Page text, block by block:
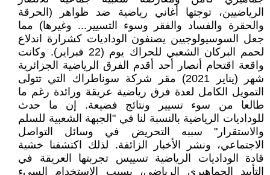
الرياضيين، توجتها أغاني رياضية ضد ظواهر (الحرقة
والحقرة والفساد والفقر وسوء التسيير... وغيرها) مما
جعل السوسيولوجيين يصنفون الوداديات كشرارة اندلاع
لحمم البركان الشعبي للحراك يوم (22 فبراير). وكانت
واقعة اقتحام أنصار أحد أقدم الفرق الرياضية الجزائرية
شهر (يناير 2021) مقر شركة سوناطراك التي تتولى
التمويل الكامل لعدة فرق رياضية عريقة ورائدة رغم ما
طالعا من سوء تسيير ونتائج فضيعة. إن ما حدث
للوداديات الرياضية بالنسبة لنا في "الجبهة الشعبية للسلم
والاستقرار" سببه التحريض في وسائل التواصل
الاجتماعي، ونشر الأخبار الزائفة. لذلك اكتشفنا خشية
قادة الوداديات الرياضية تسييس تجربتها العريقة في
التأييد الجماهيري الرياضي، بسبب الاستخدام السيء